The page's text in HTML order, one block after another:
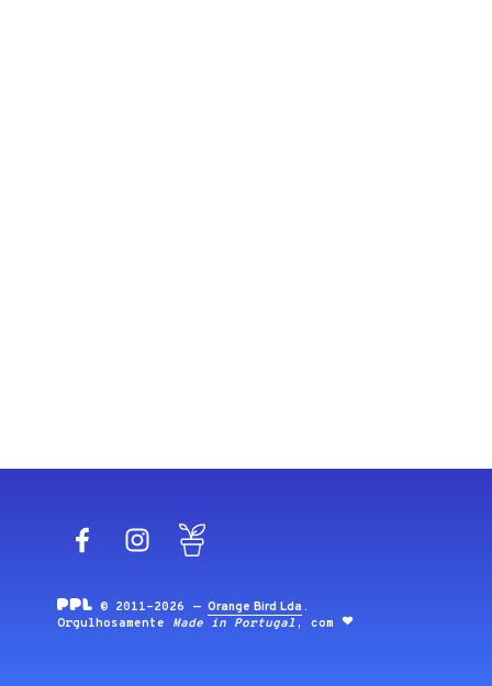
FacebookInstagram
© 2011-2026 —Orange Bird Lda .
Orgulhosamente Made in Portugal , com